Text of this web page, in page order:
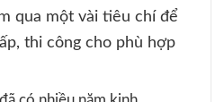
qua một vài tiêu chí để
thi công cho phù hợp